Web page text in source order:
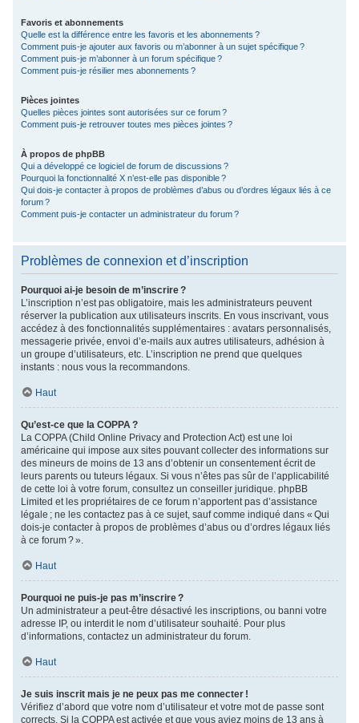
Favoris et abonnements
Quelle est la différence entre les favoris et les abonnements ?
Comment puis-je ajouter aux favoris ou m’abonner à un sujet spécifique ?
Comment puis-je m’abonner à un forum spécifique ?
Comment puis-je résilier mes abonnements ?
Pièces jointes
Quelles pièces jointes sont autorisées sur ce forum ?
Comment puis-je retrouver toutes mes pièces jointes ?
À propos de phpBB
Qui a développé ce logiciel de forum de discussions ?
Pourquoi la fonctionnalité X n’est-elle pas disponible ?
Qui dois-je contacter à propos de problèmes d’abus ou d’ordres légaux liés à ce
forum ?
Comment puis-je contacter un administrateur du forum ?
Problèmes de connexion et d’inscription
Pourquoi ai-je besoin de m’inscrire ?
L’inscription n’est pas obligatoire, mais les administrateurs peuvent
réserver la publication aux utilisateurs inscrits. En vous inscrivant, vous
accédez à des fonctionnalités supplémentaires : avatars personnalisés,
messagerie privée, envoi d’e-mails aux autres utilisateurs, adhésion à
un groupe d’utilisateurs, etc. L’inscription ne prend que quelques
instants : nous vous la recommandons.
Haut
Qu’est-ce que la COPPA ?
La COPPA (Child Online Privacy and Protection Act) est une loi
américaine qui impose aux sites pouvant collecter des informations sur
des mineurs de moins de 13 ans d’obtenir un consentement écrit de
leurs parents ou tuteurs légaux. Si vous n’êtes pas sûr de l’applicabilité
de cette loi à votre forum, consultez un conseiller juridique. phpBB
Limited et les propriétaires de ce forum n’apportent pas d’assistance
légale ; ne les contactez pas à ce sujet, sauf comme indiqué dans « Qui
dois-je contacter à propos de problèmes d’abus ou d’ordres légaux liés
à ce forum ? ».
Haut
Pourquoi ne puis-je pas m’inscrire ?
Un administrateur a peut-être désactivé les inscriptions, ou banni votre
adresse IP, ou interdit le nom d’utilisateur souhaité. Pour plus
d’informations, contactez un administrateur du forum.
Haut
Je suis inscrit mais je ne peux pas me connecter !
Vérifiez d’abord que votre nom d’utilisateur et votre mot de passe sont
corrects. Si la COPPA est activée et que vous aviez moins de 13 ans à